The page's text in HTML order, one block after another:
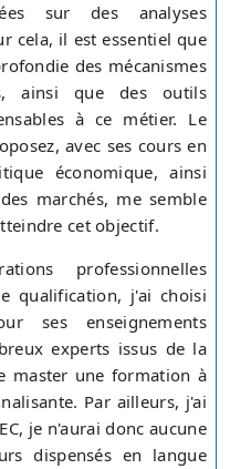
sur des analyses
cela, il est essentiel que
des mécanismes
ainsi que des outils
à ce métier. Le
avec ses cours en
économique, ainsi
marchés, me semble
cet objectif.
professionnelles
qualification, j'ai choisi
ses enseignements
experts issus de la
master une formation à
Par ailleurs, j'ai
je n'aurai donc aucune
dispensés en langue